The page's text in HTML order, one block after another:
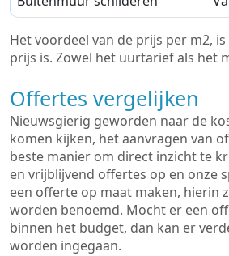
Het voordeel van de prijs per m2,
prijs is. Zowel het uurtarief als het
Offertes vergelijken
Nieuwsgierig geworden naar de
komen kijken, het aanvragen van
beste manier om direct inzicht te
en vrijblijvend offertes op en onze
een offerte op maat maken, hierin
worden benoemd. Mocht er een
binnen het budget, dan kan er
worden ingegaan.